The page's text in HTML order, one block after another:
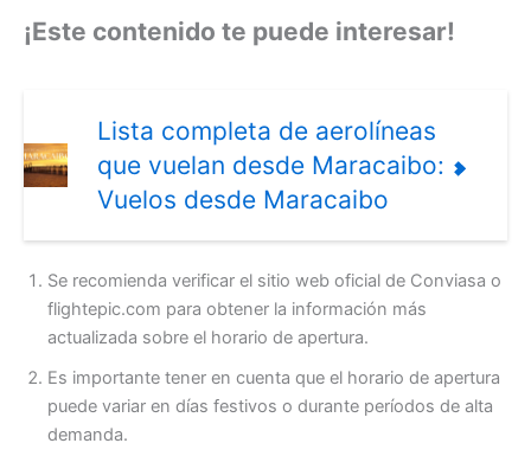
¡Este contenido te puede interesar!
Lista completa de aerolíneas
que vuelan desde Maracaibo:
Vuelos desde Maracaibo
Se recomienda verificar el sitio web oficial de Conviasa o
flightepic.com para obtener la información más
actualizada sobre el horario de apertura.
Es importante tener en cuenta que el horario de apertura
puede variar en días festivos o durante períodos de alta
demanda.